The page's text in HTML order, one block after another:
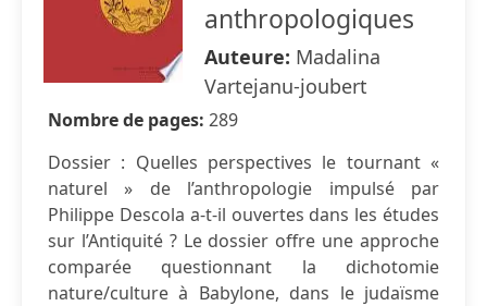
anthropologiques
Auteure: Madalina
Vartejanu-joubert
Nombre de pages: 289
Dossier : Quelles perspectives le tournant «
naturel » de l’anthropologie impulsé par
Philippe Descola a-t-il ouvertes dans les études
sur l’Antiquité ? Le dossier offre une approche
comparée questionnant la dichotomie
nature/culture à Babylone, dans le judaïsme